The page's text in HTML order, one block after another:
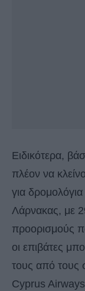
Ειδικότερα,
πλέον να
για
Λάρνακας, με
προορισμούς
οι επιβάτες
τους από τους
Cyprus